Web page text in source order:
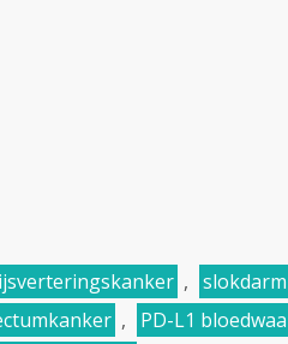
,
,
PD-L1